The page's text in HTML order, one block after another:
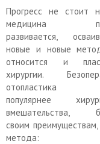
Прогресс не стоит
медицина
развивается,
новые и новые
относится и
хирургии.
отопластика
популярнее
вмешательства,
своим
метода: